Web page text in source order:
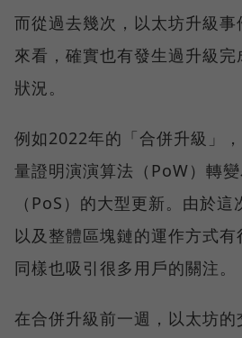
而從過去幾次，以太坊升級
來看，確實也有發生過升級
狀況。
例如2022年的「合併升級」
量證明演演算法（PoW）轉
（PoS）的大型更新。由於這
以及整體區塊鏈的運作方式
同樣也吸引很多用戶的關注。
在合併升級前一週，以太坊